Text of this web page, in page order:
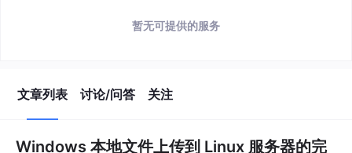
暂无可提供的服务
文章列表 讨论/问答 关注
Windows 本地文件上传到 Linux 服务器的完